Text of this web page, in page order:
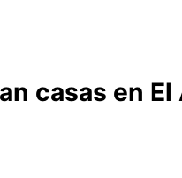
casas en